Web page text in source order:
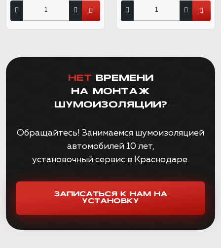
НЕТ ВРЕМЕНИ
НА МОНТАЖ
ШУМОИЗОЛЯЦИИ?
Обращайтесь! Занимаемся шумоизоляцией
автомобилей 10 лет,
установочный сервис в Краснодаре.
ЗАПИСАТЬСЯ К НАМ НА
УСТАНОВКУ